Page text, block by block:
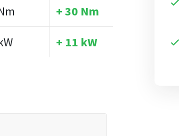
+ 30 Nm
+ 11 kW